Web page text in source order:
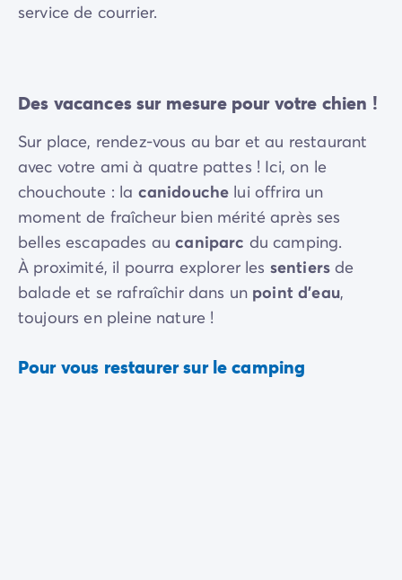
service de courrier.
Des vacances sur mesure pour votre chien !
Sur place, rendez-vous au bar et au restaurant
avec votre ami à quatre pattes ! Ici, on le
chouchoute : la canidouche lui offrira un
moment de fraîcheur bien mérité après ses
belles escapades aucaniparc du camping.
À proximité, il pourra explorer les sentiersde
balade et se rafraîchir dans un point d’eau,
toujours en pleine nature !
Pour vous restaurer sur le camping